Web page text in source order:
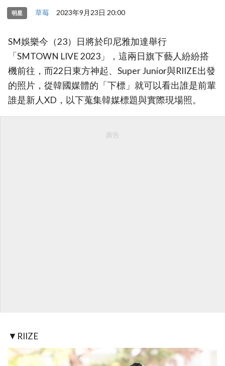
明星 草莓 2023年9月23日 20:00
SM娛樂今（23）日將於印尼雅加達舉行
「SMTOWN LIVE 2023」，這兩日旗下藝人紛紛搭
機前往，而22日東方神起、Super Junior與RIIZE出發
的照片，從韓國媒體的「下標」就可以看出誰是前輩
誰是新人XD，以下蒐集韓媒標題與實際現場照。
廣告
▼RIIZE